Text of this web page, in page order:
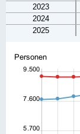
2023
2024
2025